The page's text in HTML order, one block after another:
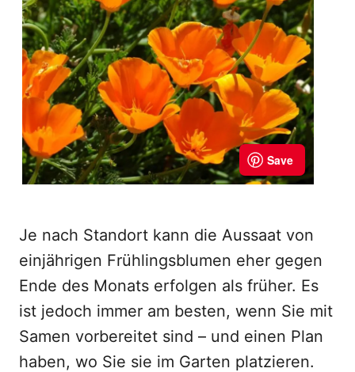
Je nach Standort kann die Aussaat von
einjährigen Frühlingsblumen eher gegen
Ende des Monats erfolgen als früher. Es
ist jedoch immer am besten, wenn Sie mit
Samen vorbereitet sind – und einen Plan
haben, wo Sie sie im Garten platzieren.